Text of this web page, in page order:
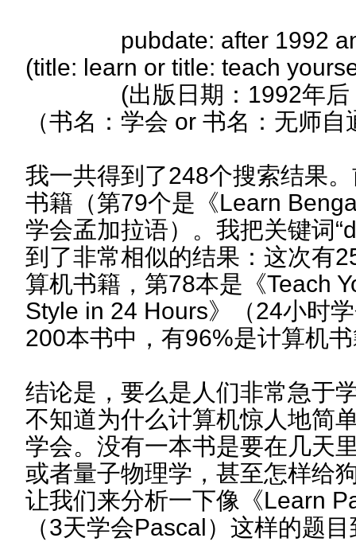
pubdate: after 1992 and
(title: learn or title: teach
(出版日期：1992年后
（书名：学会 or 书名：无师自
我一共得到了248个搜索结果
书籍（第79个是《Learn
学会孟加拉语）。我把关键词
到了非常相似的结果：这次有
算机书籍，第78本是《Teach
Style in 24 Hours》（24小时
200本书中，有96%是计算机
结论是，要么是人们非常急于
不知道为什么计算机惊人地简
学会。没有一本书是要在几天
或者量子物理学，甚至怎样给
让我们来分析一下像《Learn
（3天学会Pascal）这样的题